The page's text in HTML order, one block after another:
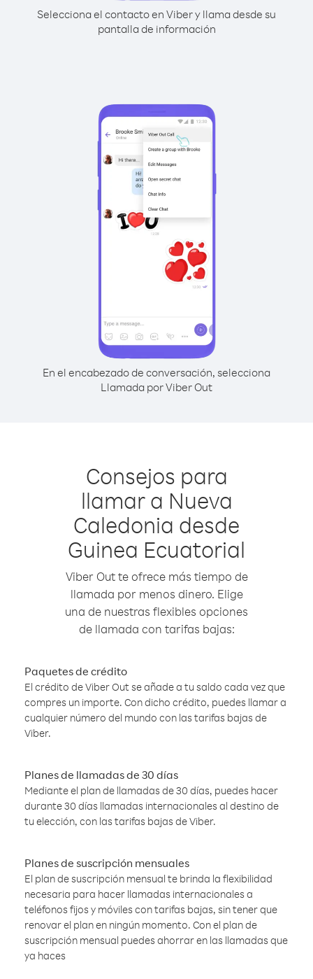
Selecciona el contacto en Viber y llama desde su
pantalla de información
En el encabezado de conversación, selecciona
Llamada por Viber Out
Consejos para
llamar a Nueva
Caledonia desde
Guinea Ecuatorial
Viber Out te ofrece más tiempo de
llamada por menos dinero. Elige
una de nuestras flexibles opciones
de llamada con tarifas bajas:
Paquetes de crédito
El crédito de Viber Out se añade a tu saldo cada vez que
compres un importe. Con dicho crédito, puedes llamar a
cualquier número del mundo con las tarifas bajas de
Viber.
Planes de llamadas de 30 días
Mediante el plan de llamadas de 30 días, puedes hacer
durante 30 días llamadas internacionales al destino de
tu elección, con las tarifas bajas de Viber.
Planes de suscripción mensuales
El plan de suscripción mensual te brinda la flexibilidad
necesaria para hacer llamadas internacionales a
teléfonos fijos y móviles con tarifas bajas, sin tener que
renovar el plan en ningún momento. Con el plan de
suscripción mensual puedes ahorrar en las llamadas que
ya haces